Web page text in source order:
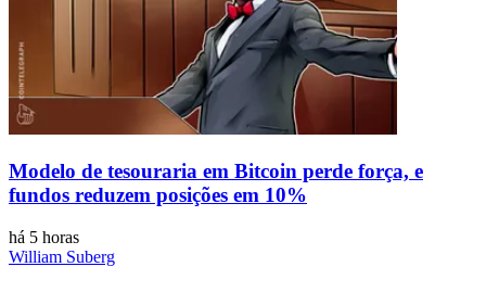
Modelo de tesouraria em Bitcoin perde força, e
fundos reduzem posições em 10%
há 5 horas
William Suberg